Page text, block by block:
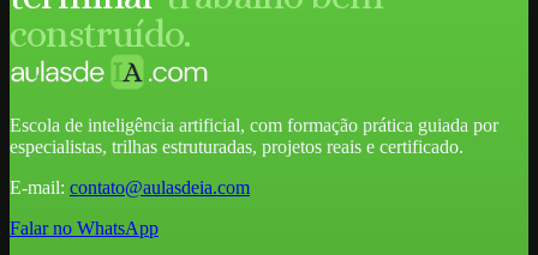
construído.
Escola de inteligência artificial, com formação prática guiada por
especialistas, trilhas estruturadas, projetos reais e certificado.
E-mail: contato@aulasdeia.com
Falar no WhatsApp